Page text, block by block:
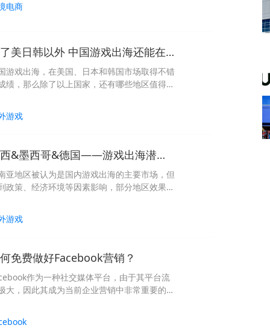
电商
除了美日韩以外 中国游戏出海还能在哪些地区发展？
游戏出海，在美国、日本和韩国市场取得不错
绩，那么除了以上国家，还有哪些地区值得中
游戏
巴西&墨西哥&德国——游戏出海潜力市场
亚地区被认为是国内游戏出海的主要市场，但
政策、经济环境等因素影响，部分地区效果并
潜力市场？
游戏
免费做好Facebook营销？
作为一种社交媒体平台，由于其平台流
大，因此其成为当前企业营销中非常重要的一